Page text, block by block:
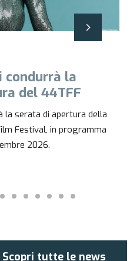
aperte le
per il 44° TFF
dei film al 44° Torino Film
– 2 dicembre 2026). Fino al
Scopri tutte le news